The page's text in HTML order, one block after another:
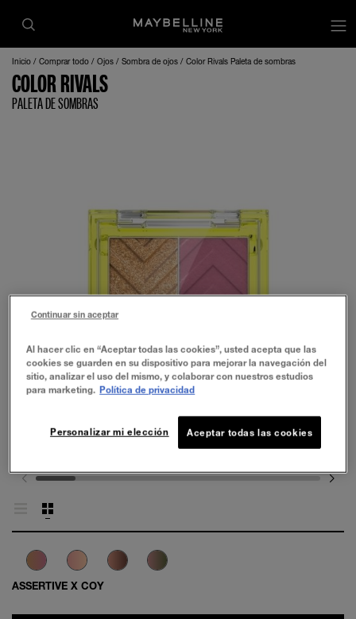
Inicio Comprar todo Ojos Sombra de ojos Color Rivals Paleta de sombras
COLOR RIVALS
PALETA DE SOMBRAS
ASSERTIVE X COY
Al hacer clic en “Aceptar todas las cookies”, usted acepta que las
cookies se guarden en su dispositivo para mejorar la navegación del
sitio, analizar el uso del mismo, y colaborar con nuestros estudios
para marketing. Política de privacidad
Aceptar todas las cookies
Personalizar mi elección
Continuar sin aceptar